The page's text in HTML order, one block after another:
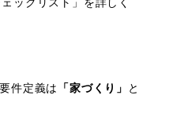
件定義は 「家づくり」
と